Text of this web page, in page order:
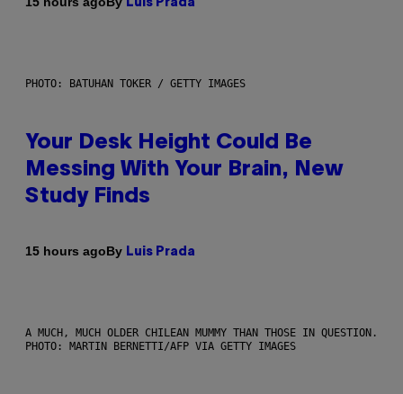
Luis Prada
PHOTO: BATUHAN TOKER / GETTY IMAGES
Your Desk Height Could Be
Messing With Your Brain, New
Study Finds
15 hours agoBy Luis Prada
A MUCH, MUCH OLDER CHILEAN MUMMY THAN THOSE IN QUESTION.
PHOTO: MARTIN BERNETTI/AFP VIA GETTY IMAGES